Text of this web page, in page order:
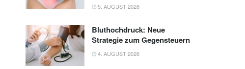
5. AUGUST 2026
Bluthochdruck: Neue
Strategie zum Gegensteuern
4. AUGUST 2026